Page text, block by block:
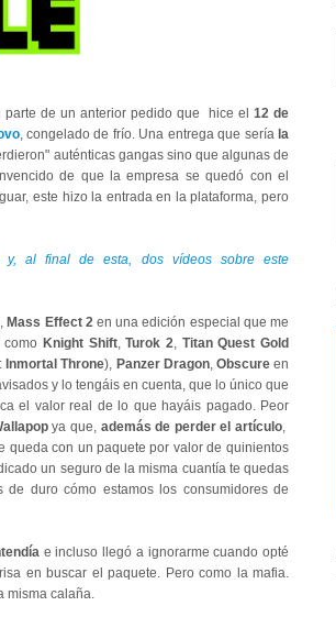
parte de un anterior pedido que hice el 12 de
, congelado de frío. Una entrega que seríala
auténticas gangas sino que algunas de
de que la empresa se quedó con el
este hizo la entrada en la plataforma, pero
al final de esta, dos vídeos sobre este
Mass Effect 2en una edición especial que me
Knight Shift,Turok 2
Titan Quest Gold
Inmortal Throne), Panzer Dragon, Obscureen
y lo tengáis en cuenta, que lo único que
el valor real de lo que hayáis pagado. Peor
ya que, además de perder el artículo
queda con un paquete por valor de quinientos
un seguro de la misma cuantía te quedas
duro cómo estamos los consumidores de
e incluso llegó a ignorarme cuando opté
en buscar el paquete. Pero como la mafia.
misma calaña.